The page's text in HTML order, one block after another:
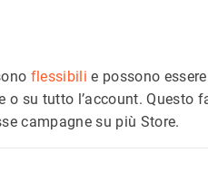
flessibili e possono
o su tutto l’account. Questo
campagne su più Store.